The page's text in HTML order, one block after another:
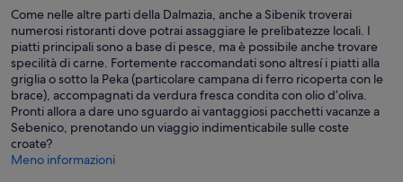
Come nelle altre parti della Dalmazia, anche a Sibenik troverai
numerosi ristoranti dove potrai assaggiare le prelibatezze locali. I
piatti principali sono a base di pesce, ma è possibile anche trovare
specilità di carne. Fortemente raccomandati sono altresí i piatti alla
griglia o sotto la Peka (particolare campana di ferro ricoperta con le
brace), accompagnati da verdura fresca condita con olio d’oliva.
Pronti allora a dare uno sguardo ai vantaggiosi pacchetti vacanze a
Sebenico, prenotando un viaggio indimenticabile sulle coste
croate?
Meno informazioni